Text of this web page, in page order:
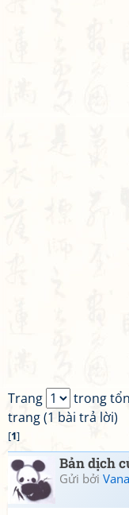
Trang
trong
trang (1 bài trả lời)
[1]
Bản dịch
Gửi bởi